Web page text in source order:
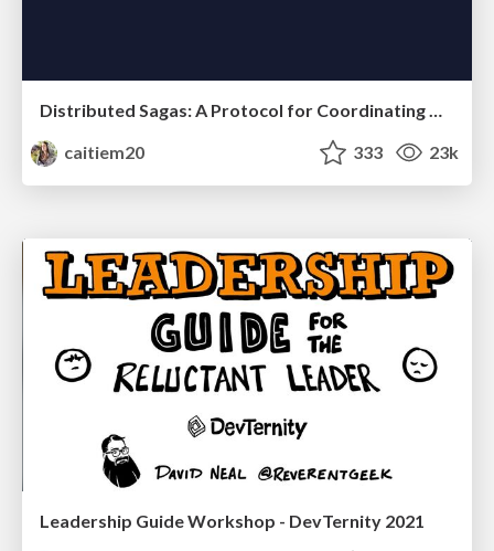
caitiem20
333 23k
Leadership Guide Workshop - DevTernity 2021